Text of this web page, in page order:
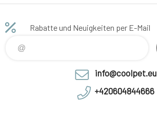
Rabatte und Neuigkeiten per E-Mail
info@coolpet.eu
+420604844666